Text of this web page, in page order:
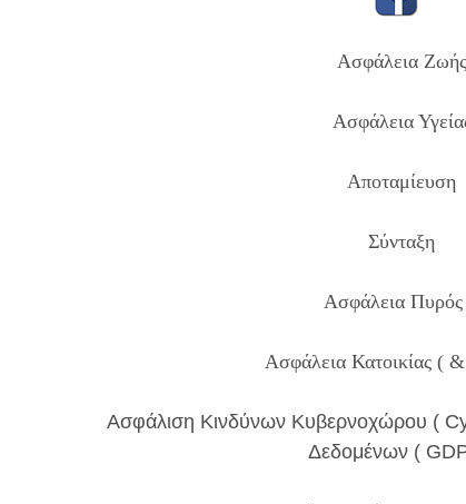
Ασφάλεια Ζωής
Ασφάλεια
Αποταμίευση
Σύνταξη
Ασφάλεια Πυρός
Ασφάλεια Κατοικίας (
Ασφάλιση Κινδύνων Κυβερνοχώρου (
Δεδομένων (